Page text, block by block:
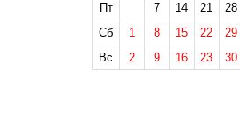
Пт
7 14 21
28
Сб
1 8 15 22
29
Вс
2 9 16 23 30